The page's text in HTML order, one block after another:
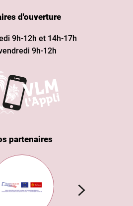
d'ouverture
9h-12h et 14h-17h
9h-12h
partenaires
Subvention européenne